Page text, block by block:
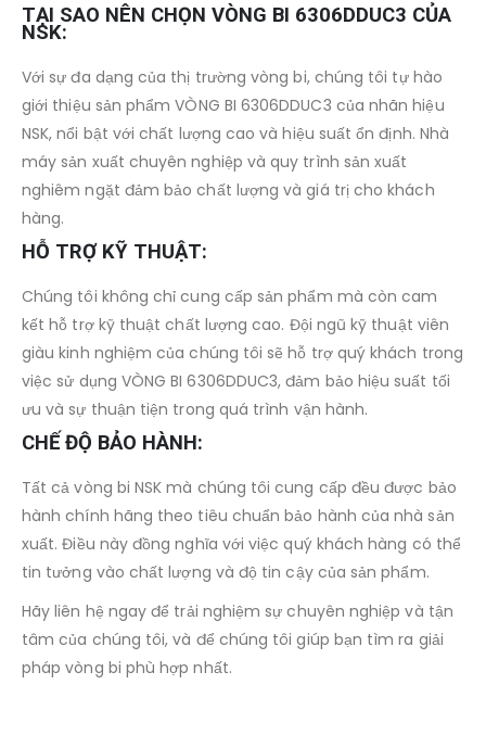
TẠI SAO NÊN CHỌN VÒNG BI 6306DDUC3 CỦA
NSK:
Với sự đa dạng của thị trường vòng bi, chúng tôi tự hào
giới thiệu sản phẩm VÒNG BI 6306DDUC3 của nhãn hiệu
NSK, nổi bật với chất lượng cao và hiệu suất ổn định. Nhà
máy sản xuất chuyên nghiệp và quy trình sản xuất
nghiêm ngặt đảm bảo chất lượng và giá trị cho khách
hàng.
HỖ TRỢ KỸ THUẬT:
Chúng tôi không chỉ cung cấp sản phẩm mà còn cam
kết hỗ trợ kỹ thuật chất lượng cao. Đội ngũ kỹ thuật viên
giàu kinh nghiệm của chúng tôi sẽ hỗ trợ quý khách trong
việc sử dụng VÒNG BI 6306DDUC3, đảm bảo hiệu suất tối
ưu và sự thuận tiện trong quá trình vận hành.
CHẾ ĐỘ BẢO HÀNH:
Tất cả vòng bi NSK mà chúng tôi cung cấp đều được bảo
hành chính hãng theo tiêu chuẩn bảo hành của nhà sản
xuất. Điều này đồng nghĩa với việc quý khách hàng có thể
tin tưởng vào chất lượng và độ tin cậy của sản phẩm.
Hãy liên hệ ngay để trải nghiệm sự chuyên nghiệp và tận
tâm của chúng tôi, và để chúng tôi giúp bạn tìm ra giải
pháp vòng bi phù hợp nhất.